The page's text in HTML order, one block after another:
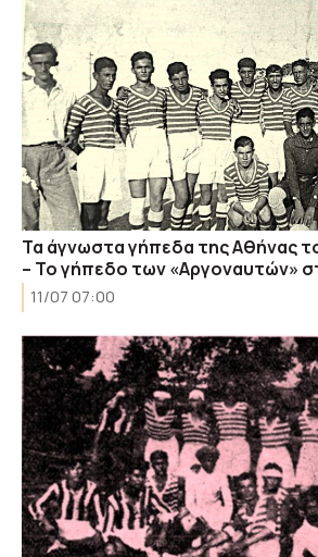
Τα άγνωστα γήπεδα της Αθήνας
– Το γήπεδο των «Αργοναυτών»
11/07 07:00